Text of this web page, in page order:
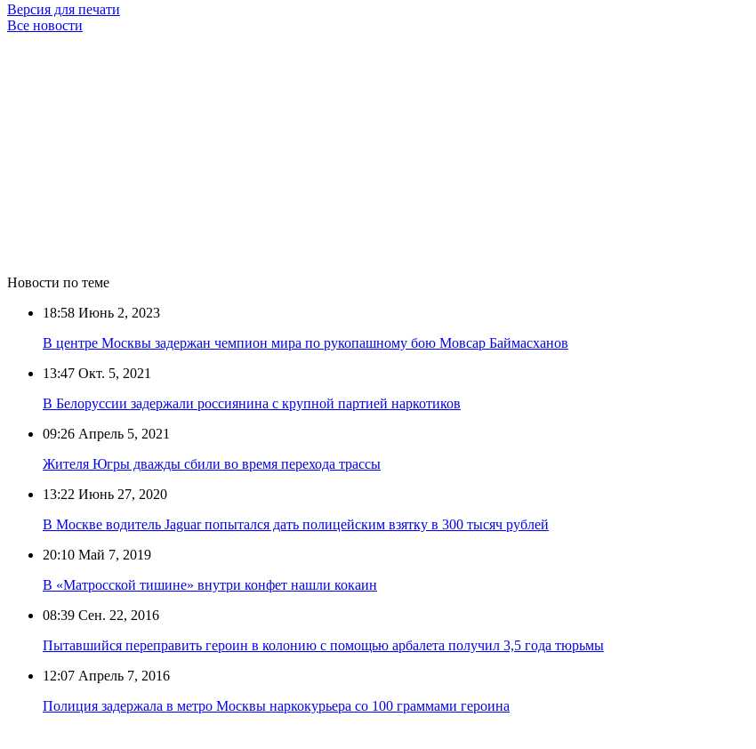
Версия для печати
Все новости
Новости по теме
18:58 Июнь 2, 2023
В центре Москвы задержан чемпион мира по рукопашному бою Мовсар Баймасханов
13:47 Окт. 5, 2021
В Белоруссии задержали россиянина с крупной партией наркотиков
09:26 Апрель 5, 2021
Жителя Югры дважды сбили во время перехода трассы
13:22 Июнь 27, 2020
В Москве водитель Jaguar попытался дать полицейским взятку в 300 тысяч рублей
20:10 Май 7, 2019
В «Матросской тишине» внутри конфет нашли кокаин
08:39 Сен. 22, 2016
Пытавшийся переправить героин в колонию с помощью арбалета получил 3,5 года тюрьмы
12:07 Апрель 7, 2016
Полиция задержала в метро Москвы наркокурьера со 100 граммами героина